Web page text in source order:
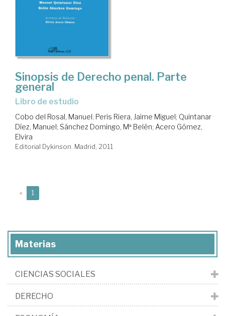
Sinopsis de Derecho penal. Parte
general
libro de estudio
Cobo del Rosal, Manuel; Peris Riera, Jaime Miguel; Quintanar
Díez, Manuel; Sánchez Domingo, Mª Belén; Acero Gómez,
Elvira
Editorial Dykinson. Madrid, 2011
« 1
Materias
CIENCIAS SOCIALES
DERECHO